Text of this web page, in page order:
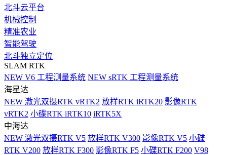
北斗云平台
机械控制
精准农业
智能驾驶
北斗独立定位
SLAM RTK
NEW V6 工程测量系统 NEW sRTK 工程测量系统
海星达
NEW 激光双摄RTK vRTK2 放样RTK iRTK20 影像RTK
vRTK2 小碟RTK iRTK10 iRTK5X
中海达
NEW 激光双摄RTK V5 放样RTK V300 影像RTK V5 小碟
RTK V200 放样RTK F300 影像RTK F5 小碟RTK F200 V98